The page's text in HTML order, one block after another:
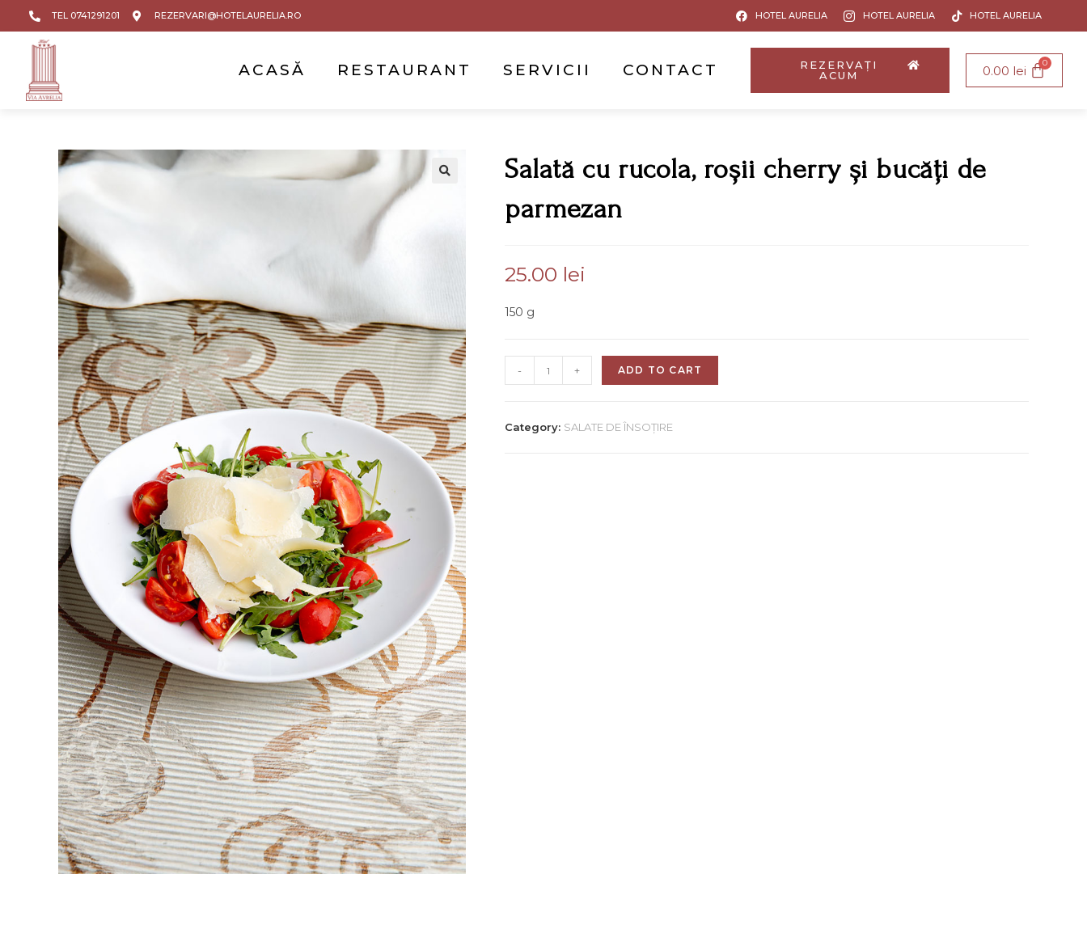
TEL 0741291201 REZERVARI@HOTELAURELIA.RO HOTEL AURELIA HOTEL AURELIA HOTEL AURELIA
ACASĂ RESTAURANT SERVICII CONTACT
REZERVAȚI
ACUM
0.00 lei
Salată cu rucola, roșii cherry și bucăți de
parmezan
25.00 lei
150 g
- + ADD TO CART
Category: SALATE DE ÎNSOȚIRE